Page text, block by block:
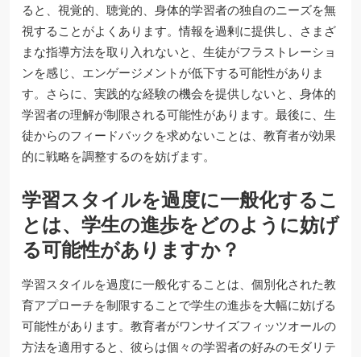
ると、視覚的、聴覚的、身体的学習者の独自のニーズを無
視することがよくあります。情報を過剰に提供し、さまざ
まな指導方法を取り入れないと、生徒がフラストレーショ
ンを感じ、エンゲージメントが低下する可能性がありま
す。さらに、実践的な経験の機会を提供しないと、身体的
学習者の理解が制限される可能性があります。最後に、生
徒からのフィードバックを求めないことは、教育者が効果
的に戦略を調整するのを妨げます。
学習スタイルを過度に一般化するこ
とは、学生の進歩をどのように妨げ
る可能性がありますか？
学習スタイルを過度に一般化することは、個別化された教
育アプローチを制限することで学生の進歩を大幅に妨げる
可能性があります。教育者がワンサイズフィッツオールの
方法を適用すると、彼らは個々の学習者の好みのモダリテ